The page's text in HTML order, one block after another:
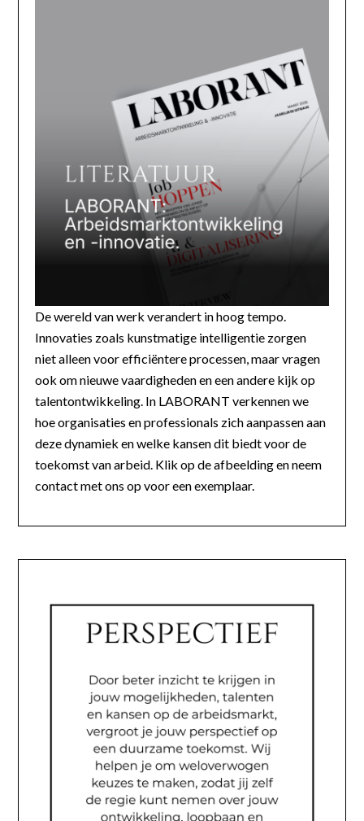
De wereld van werk verandert in hoog tempo.
Innovaties zoals kunstmatige intelligentie zorgen
niet alleen voor efficiëntere processen, maar vragen
ook om nieuwe vaardigheden en een andere kijk op
talentontwikkeling. In LABORANT verkennen we
hoe organisaties en professionals zich aanpassen aan
deze dynamiek en welke kansen dit biedt voor de
toekomst van arbeid. Klik op de afbeelding en neem
contact met ons op voor een exemplaar.